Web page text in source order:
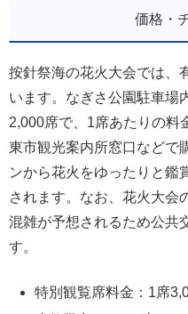
価格・
按針祭海の花火大会では、
います。なぎさ公園駐車場
2,000席で、1席あたりの料
東市観光案内所窓口などで
ンから花火をゆったりと鑑
されます。なお、花火大会
混雑が予想されるため公共
す。
特別観覧席料金：1席